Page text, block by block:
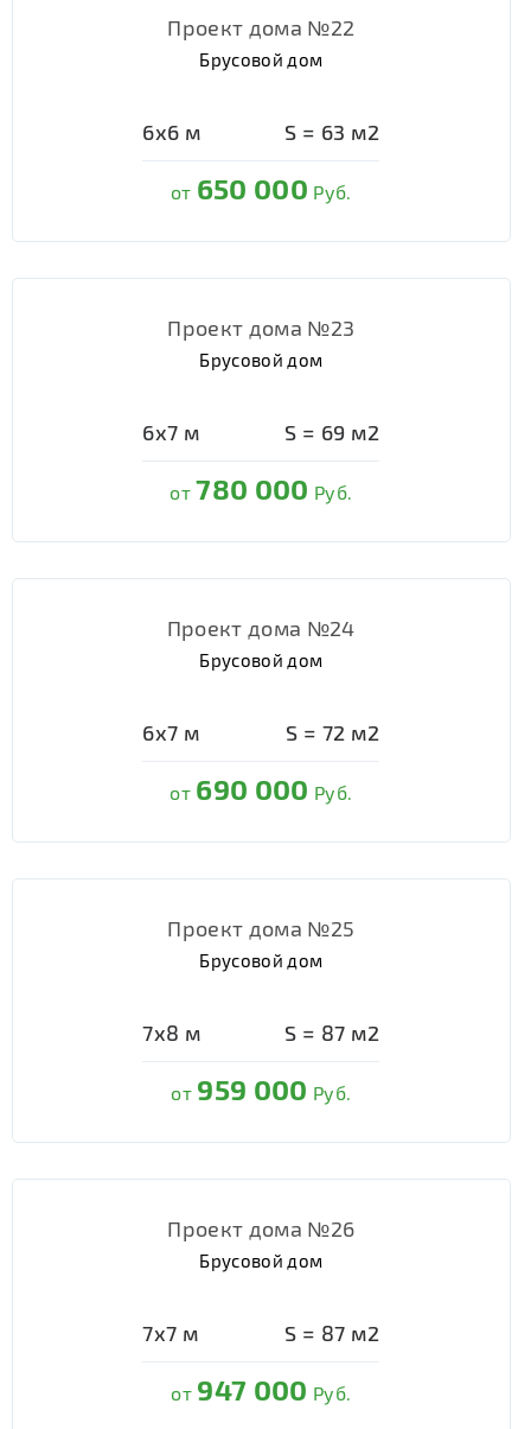
Проект дома №22
Брусовой дом
6х6 м S = 63 м2
от 650 000 Руб.
Проект дома №23
Брусовой дом
6х7 м S = 69 м2
от780 000 Руб.
Проект дома №24
Брусовой дом
6х7 м S = 72 м2
от 690 000 Руб.
Проект дома №25
Брусовой дом
7х8 м S = 87 м2
от 959 000 Руб.
Проект дома №26
Брусовой дом
7х7 м S = 87 м2
от 947 000 Руб.